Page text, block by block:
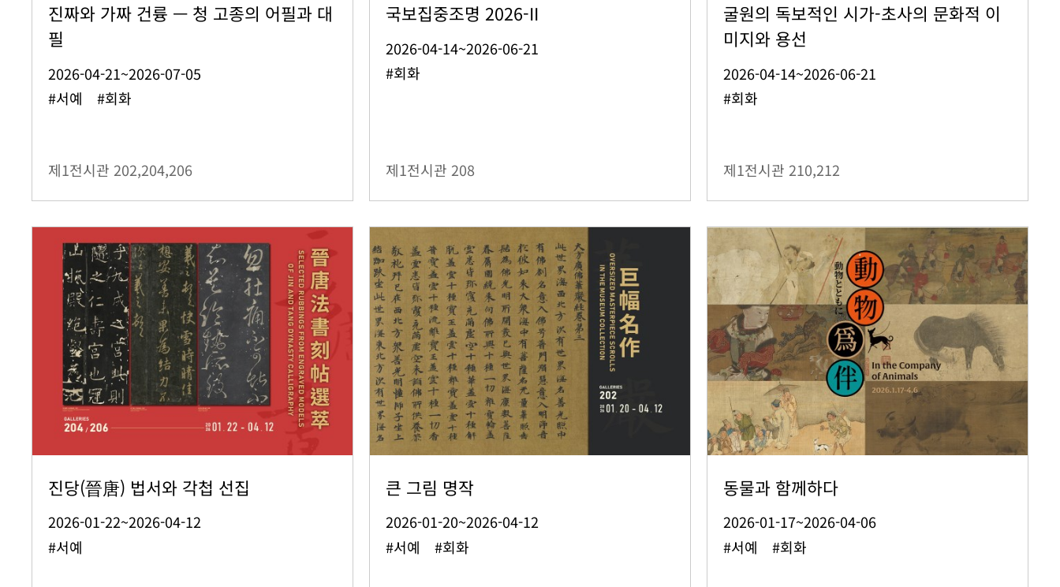
진짜와 가짜 건륭 — 청 고종의 어필과 대
필
2026-04-21~2026-07-05
#서예 #회화
제1전시관 202,204,206
국보집중조명 2026-II
2026-04-14~2026-06-21
#회화
제1전시관 208
굴원의 독보적인 시가-초사의 문화적 이
미지와 용선
2026-04-14~2026-06-21
#회화
제1전시관 210,212
진당(晉唐) 법서와 각첩 선집
2026-01-22~2026-04-12
#서예
큰 그림 명작
2026-01-20~2026-04-12
#서예 #회화
동물과 함께하다
2026-01-17~2026-04-06
#서예 #회화